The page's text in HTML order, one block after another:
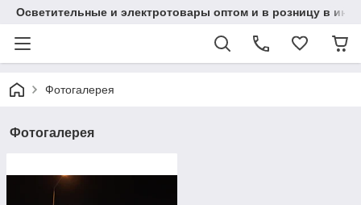
Осветительные и электротовары оптом и в розницу в
Фотогалерея
Фотогалерея